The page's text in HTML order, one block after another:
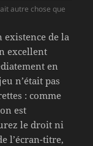
autre chose que
de la
excellent
en
n’était pas
: comme
est
le droit ni
l’écran-titre,